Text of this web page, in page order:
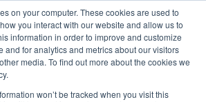
on your computer. These cookies are used to
you interact with our website and allow us to
information in order to improve and customize
and for analytics and metrics about our visitors
media. To find out more about the cookies we
won’t be tracked when you visit this